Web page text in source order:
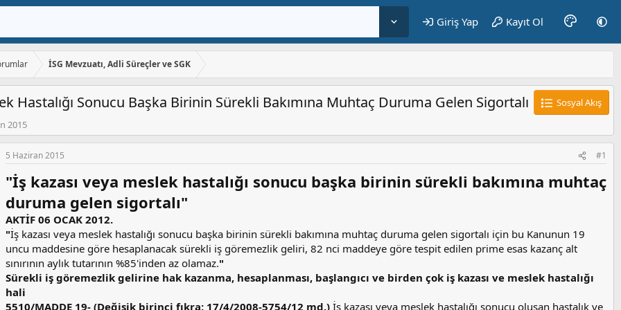
Giriş Yap Kayıt Ol
İSG Mevzuatı, Adli Süreçler ve SGK
Hastalığı Sonucu Başka Birinin Sürekli Bakımına Muhtaç Duruma Gelen Sigortalı
Sosyal Akış
2015
5 Haziran 2015 #1
"İş kazası veya meslek hastalığı sonucu başka birinin sürekli bakımına muhtaç
duruma gelen sigortalı"
AKTİF 06 OCAK 2012.
"İş kazası veya meslek hastalığı sonucu başka birinin sürekli bakımına muhtaç duruma gelen sigortalı için bu Kanunun 19
uncu maddesine göre hesaplanacak sürekli iş göremezlik geliri, 82 nci maddeye göre tespit edilen prime esas kazanç alt
sınırının aylık tutarının %85'inden az olamaz."
Sürekli iş göremezlik gelirine hak kazanma, hesaplanması, başlangıcı ve birden çok iş kazası ve meslek hastalığı
hali
5510/MADDE 19- (Değişik birinci fıkra: 17/4/2008-5754/12 md.) İş kazası veya meslek hastalığı sonucu oluşan hastalık ve